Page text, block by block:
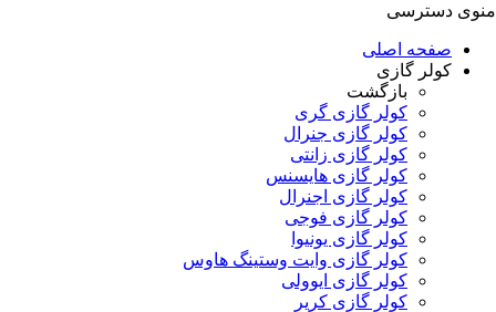
منوی دسترسی
صفحه اصلی
کولر گازی
بازگشت
کولر گازی گری
کولر گازی جنرال
کولر گازی زانتی
کولر گازی هایسنس
کولر گازی اجنرال
کولر گازی فوجی
کولر گازی یونیوا
کولر گازی وایت وستینگ هاوس
کولر گازی ایوولی
کولر گازی کریر